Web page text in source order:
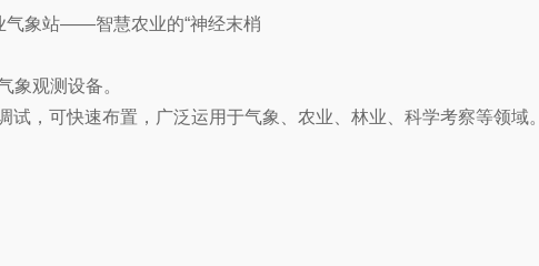
观测设备。
可快速布置，广泛运用于气象、农业、林业、科学考察等领域。